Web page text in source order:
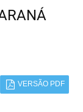
VERSÃO PDF